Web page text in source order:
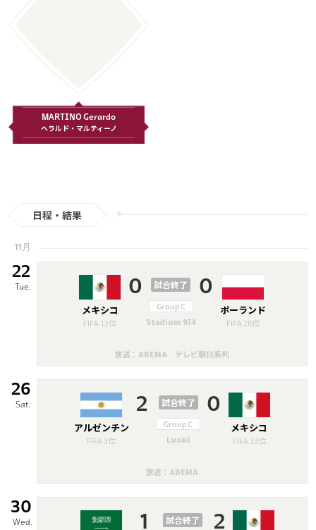
MARTINO Gerardo
ヘラルド・マルティーノ
日程・結果
11月
22
Tue.
メキシコ
FIFA 13位
0 0
試合終了
Group C
Stadium 974
ポーランド
FIFA 26位
放送：ABEMA テレビ朝日系列
26
Sat.
アルゼンチン
FIFA 3位
2 0
試合終了
Group C
Lusail
メキシコ
FIFA 13位
放送：ABEMA
30
Wed. 1 2
試合終了